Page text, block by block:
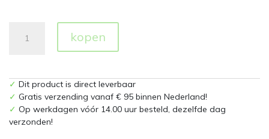
kopen
✓ Dit product is direct leverbaar
✓ Gratis verzending vanaf € 95 binnen Nederland!
✓ Op werkdagen vóór 14.00 uur besteld, dezelfde dag
verzonden!